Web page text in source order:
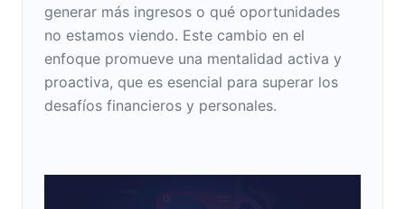
generar más ingresos o qué oportunidades
no estamos viendo. Este cambio en el
enfoque promueve una mentalidad activa y
proactiva, que es esencial para superar los
desafíos financieros y personales.